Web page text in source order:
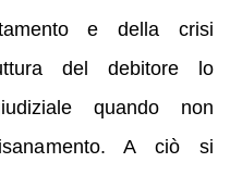
e della crisi
del debitore lo
quando non
A ciò si